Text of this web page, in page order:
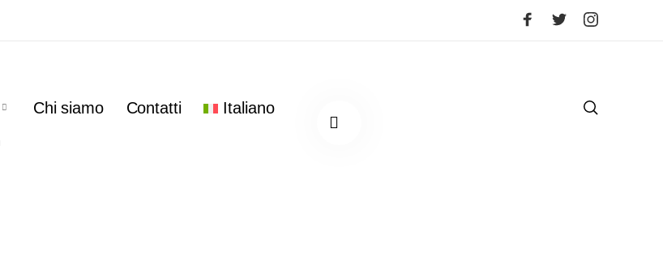
Chi siamo Contatti Italiano